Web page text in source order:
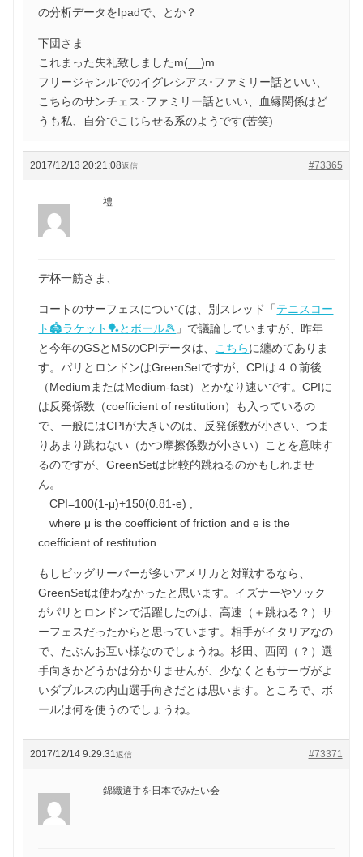
の分析データをIpadで、とか？
下団さま
これまった失礼致しましたm(__)m
フリージャンルでのイグレシアス･ファミリー話といい、
こちらのサンチェス･ファミリー話といい、血縁関係はど
うも私、自分でこじらせる系のようです(苦笑)
2017/12/13 20:21:08 #73365
返信
禮
デ杯一筋さま、
コートのサーフェスについては、別スレッド「テニスコー
ト🏟ラケット🏓とボール🎾 」で議論していますが、昨年
と今年のGSとMSのCPIデータは、 こちらに纏めてありま
す。パリとロンドンはGreenSetですが、CPIは４０前後
（MediumまたはMedium-fast）とかなり速いです。CPIに
は反発係数（coefficient of restitution）も入っているの
で、一般にはCPIが大きいのは、反発係数が小さい、つま
りあまり跳ねない（かつ摩擦係数が小さい）ことを意味す
るのですが、GreenSetは比較的跳ねるのかもしれませ
ん。
CPI=100(1-μ)+150(0.81-e) ,
where μ is the coefficient of friction and e is the
coefficient of restitution.
もしビッグサーバーが多いアメリカと対戦するなら、
GreenSetは使わなかったと思います。イズナーやソック
がパリとロンドンで活躍したのは、高速（＋跳ねる？）サ
ーフェスだったからと思っています。相手がイタリアなの
で、たぶんお互い様なのでしょうね。杉田、西岡（？）選
手向きかどうかは分かりませんが、少なくともサーヴがよ
いダブルスの内山選手向きだとは思います。ところで、ボ
ールは何を使うのでしょうね。
2017/12/14 9:29:31 #73371
返信
錦織選手を日本でみたい会